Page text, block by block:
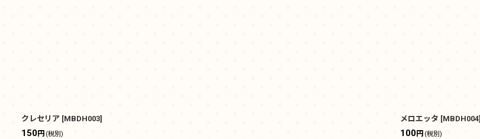
クレセリア [MBDH003]
150円 (税別)
メロエッタ [MBDH004]
100円 (税別)